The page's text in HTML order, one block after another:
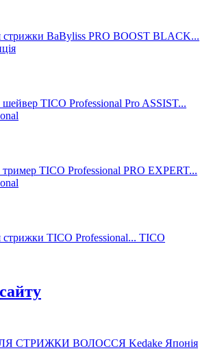
BaByliss PRO BOOST BLACK...
TICO Professional Pro ASSIST...
TICO Professional PRO EXPERT...
TICO Professional... TICO
сайту
СТРИЖКИ ВОЛОССЯ Kedake Японія